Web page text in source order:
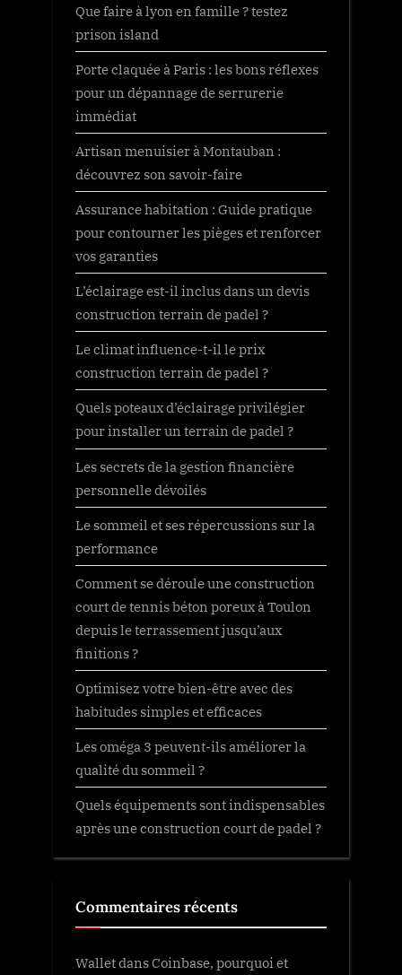
Que faire à lyon en famille ? testez
prison island
Porte claquée à Paris : les bons réflexes
pour un dépannage de serrurerie
immédiat
Artisan menuisier à Montauban :
découvrez son savoir-faire
Assurance habitation : Guide pratique
pour contourner les pièges et renforcer
vos garanties
L’éclairage est-il inclus dans un devis
construction terrain de padel ?
Le climat influence-t-il le prix
construction terrain de padel ?
Quels poteaux d’éclairage privilégier
pour installer un terrain de padel ?
Les secrets de la gestion financière
personnelle dévoilés
Le sommeil et ses répercussions sur la
performance
Comment se déroule une construction
court de tennis béton poreux à Toulon
depuis le terrassement jusqu’aux
finitions ?
Optimisez votre bien-être avec des
habitudes simples et efficaces
Les oméga 3 peuvent-ils améliorer la
qualité du sommeil ?
Quels équipements sont indispensables
après une construction court de padel ?
Commentaires récents
WalletdansCoinbase, pourquoi et